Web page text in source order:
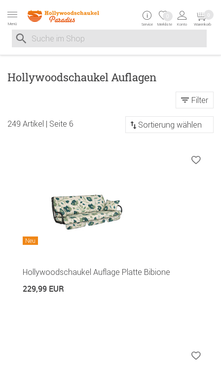
Menü
Suche nach
Suche im Shop, nach der Eingabe von 3 Buchstaben
Service Merkliste
0
Konto Warenkorb
0
Hollywoodschaukel Auflagen
Filter
249 Artikel | Seite 6 Sortierung
Neu
Hollywoodschaukel Auflage Platte Bibione
229,99 EUR